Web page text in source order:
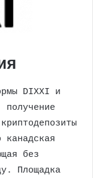
DIXXI и
получение
без
Площадка